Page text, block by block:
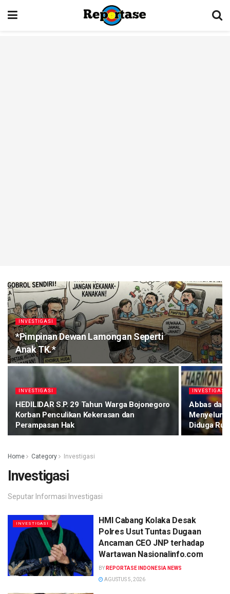
INVESTIGASI
*Pimpinan Dewan Lamongan Seperti
Anak TK.*
INVESTIGASI
HEDILIDAR S.P. 29 Tahun Warga Bojonegoro
Korban Penculikan Kekerasan dan
Perampasan Hak
INVESTIGASI
Abbas dan
Diduga
Home Category Investigasi
Investigasi
Seputar Informasi Investigasi
INVESTIGASI
HMI Cabang Kolaka Desak
Polres Usut Tuntas Dugaan
Ancaman CEO JNP terhadap
Wartawan Nasionalinfo.com
BY REPORTASE INDONESIA NEWS
AGUSTUS 5, 2026